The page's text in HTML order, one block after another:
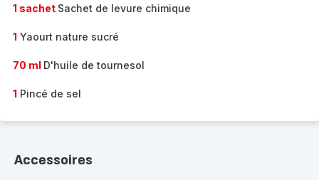
1 sachet Sachet de levure chimique
1 Yaourt nature sucré
70 ml D'huile de tournesol
1 Pincé de sel
Accessoires